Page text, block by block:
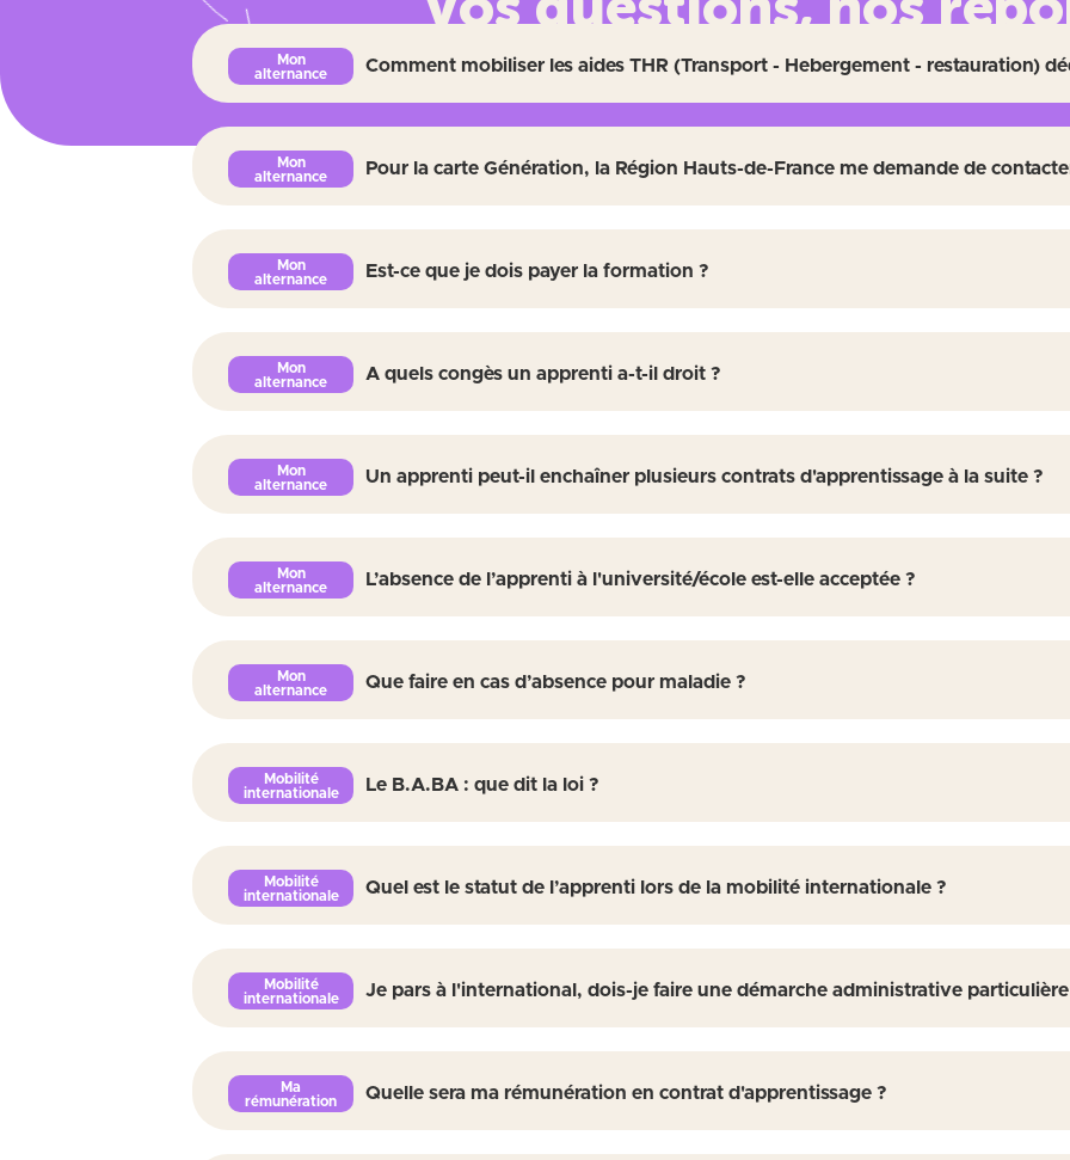
Il vous reste quelques interrogations ?
Devenir Alternant Vos questions, nos
Comment mobiliser les aides THR (Transport - Hebergement - restauration)
Pour la carte Génération, la Région Hauts-de-France me demande de
Est-ce que je dois payer la formation ?
A quels congès un apprenti a-t-il droit ?
Un apprenti peut-il enchaîner plusieurs contrats d'apprentissage à la suite ?
L’absence de l’apprenti à l'université/école est-elle acceptée ?
Que faire en cas d’absence pour maladie ?
Le B.A.BA : que dit la loi ?
Quel est le statut de l’apprenti lors de la mobilité internationale ?
Je pars à l'international, dois-je faire une démarche administrative
Quelle sera ma rémunération en contrat d'apprentissage ?